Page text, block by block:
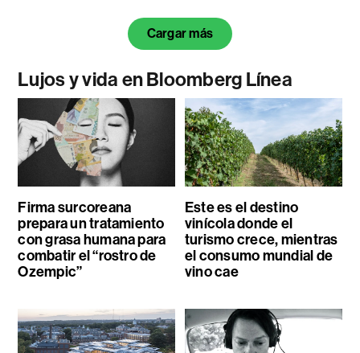
Cargar más
Lujos y vida en Bloomberg Línea
Firma surcoreana
prepara un tratamiento
con grasa humana para
combatir el “rostro de
Ozempic”
Este es el destino
vinícola donde el
turismo crece, mientras
el consumo mundial de
vino cae